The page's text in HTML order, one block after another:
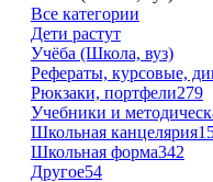
Все категории
Дети растут
Учёба (Школа, вуз)
Рефераты, курсовые,
Рюкзаки, портфели279
Учебники и
Школьная канцелярия
Школьная форма342
Другое54